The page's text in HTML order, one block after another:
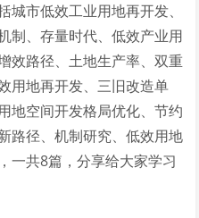
市低效工业用地再开发、
制、存量时代、低效产业用
效路径、土地生产率、双重
用地再开发、三旧改造单
地空间开发格局优化、节约
路径、机制研究、低效用地
一共8篇，分享给大家学习